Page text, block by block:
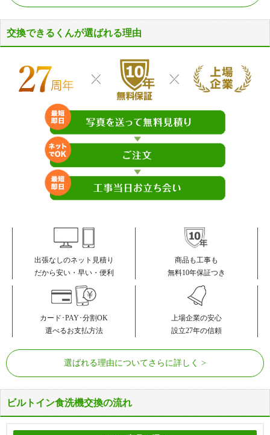
交換できるくんが選ばれる理由
出張なしのネット見積り
だから安い・早い・便利
商品も工事も
無料10年保証つき
カード･PAY･分割OK
選べるお支払方法
上場企業の安心
設立27年の信頼
選ばれる理由についてさらに詳しく
ビルトイン食洗機交換の流れ